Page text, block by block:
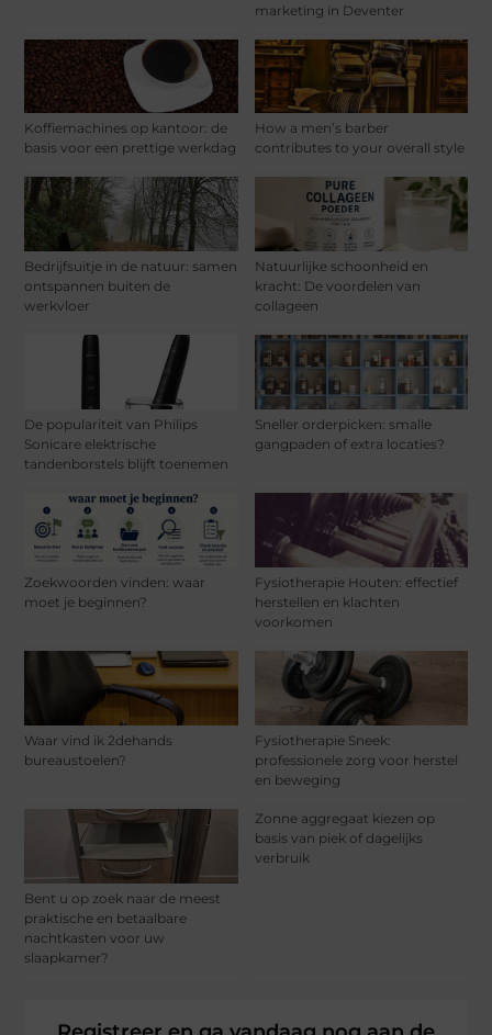
marketing in Deventer
Koffiemachines op kantoor: de
basis voor een prettige werkdag
How a men’s barber
contributes to your overall style
Bedrijfsuitje in de natuur: samen
ontspannen buiten de
werkvloer
Natuurlijke schoonheid en
kracht: De voordelen van
collageen
De populariteit van Philips
Sonicare elektrische
tandenborstels blijft toenemen
Sneller orderpicken: smalle
gangpaden of extra locaties?
Zoekwoorden vinden: waar
moet je beginnen?
Fysiotherapie Houten: effectief
herstellen en klachten
voorkomen
Waar vind ik 2dehands
bureaustoelen?
Fysiotherapie Sneek:
professionele zorg voor herstel
en beweging
Bent u op zoek naar de meest
praktische en betaalbare
nachtkasten voor uw
slaapkamer?
Zonne aggregaat kiezen op
basis van piek of dagelijks
verbruik